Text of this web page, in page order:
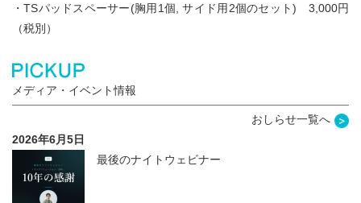
・TSパッドスペーサー(胸用1個, サイド用2個のセット) 3,000円
（税別）
メディア・イベント情報
おしらせ一覧へ
2026年6月5日
最後のナイトウェビナー